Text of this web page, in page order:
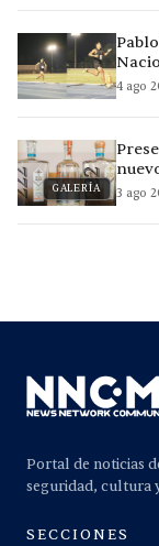
4 ago
GALERÍA 3 ago
Portal de noticias
seguridad, cultura
SECCIONES